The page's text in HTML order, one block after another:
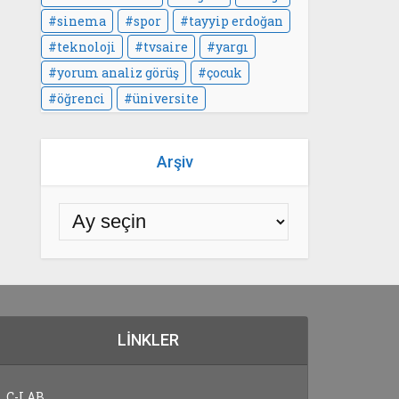
sinema
spor
tayyip erdoğan
teknoloji
tvsaire
yargı
yorum analiz görüş
çocuk
öğrenci
üniversite
Arşiv
LINKLER